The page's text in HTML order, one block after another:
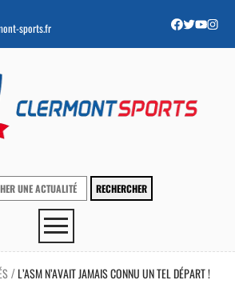
sports.fr
/L’ASM N’AVAIT JAMAIS CONNU UN TEL DÉPART !